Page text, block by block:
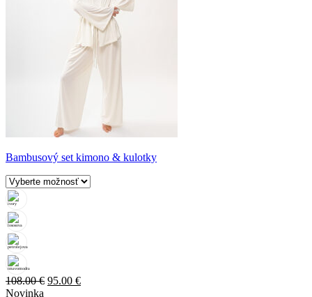
Bambusový set kimono & kulotky
108.00€ Pôvodná
95.00 €Aktuálna
Novinka